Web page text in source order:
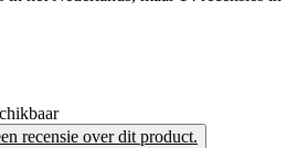
recensie over dit product.